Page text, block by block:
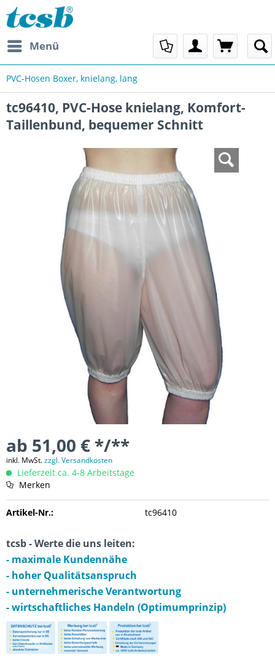
Menü
PVC-Hosen Boxer, knielang, lang
tc96410, PVC-Hose knielang, Komfort-
Taillenbund, bequemer Schnitt
ab 51,00 € */**
inkl. MwSt.zzgl. Versandkosten
Lieferzeit ca. 4-8 Arbeitstage
Merken
Artikel-Nr.: tc96410
tcsb - Werte die uns leiten:
- maximale Kundennähe
- hoher Qualitätsanspruch
- unternehmerische Verantwortung
- wirtschaftliches Handeln (Optimumprinzip)